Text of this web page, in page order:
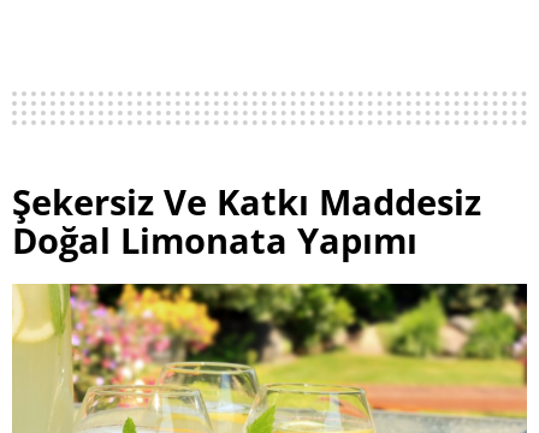
Şekersiz Ve Katkı Maddesiz
Doğal Limonata Yapımı